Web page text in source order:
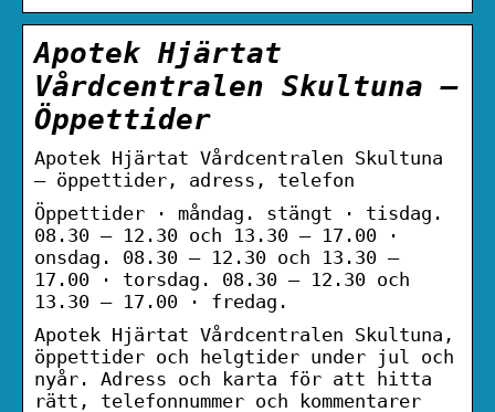
Apotek Hjärtat
Vårdcentralen Skultuna –
Öppettider
Apotek Hjärtat Vårdcentralen Skultuna
– öppettider, adress, telefon
Öppettider · måndag. stängt · tisdag.
08.30 – 12.30 och 13.30 – 17.00 ·
onsdag. 08.30 – 12.30 och 13.30 –
17.00 · torsdag. 08.30 – 12.30 och
13.30 – 17.00 · fredag.
Apotek Hjärtat Vårdcentralen Skultuna,
öppettider och helgtider under jul och
nyår. Adress och karta för att hitta
rätt, telefonnummer och kommentarer